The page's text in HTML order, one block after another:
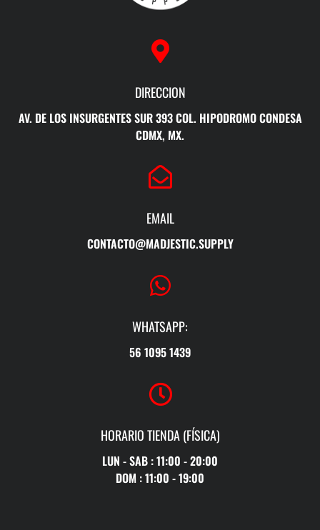
DIRECCION
AV. DE LOS INSURGENTES SUR 393 COL. HIPODROMO CONDESA
CDMX, MX.
EMAIL
CONTACTO@MADJESTIC.SUPPLY
WHATSAPP:
56 1095 1439
HORARIO TIENDA (FÍSICA)
LUN - SAB : 11:00 - 20:00
DOM : 11:00 - 19:00